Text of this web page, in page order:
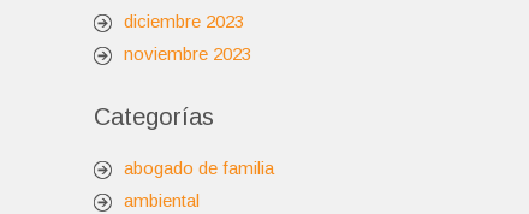
diciembre 2023
noviembre 2023
Categorías
abogado de familia
ambiental